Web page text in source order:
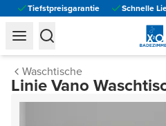
Tiefstpreisgarantie Schnelle
Waschtische
Linie Vano